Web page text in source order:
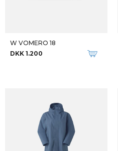
W VOMERO 18
DKK 1.200